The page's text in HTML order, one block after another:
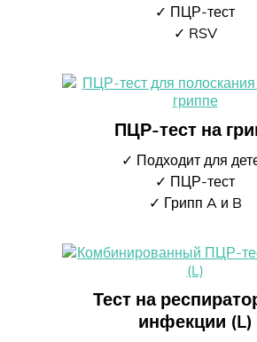
✓ ПЦР-тест
✓ RSV
ПЦР-тест на
✓ Подходит для
✓ ПЦР-тест
✓ Грипп A и B
Тест на
инфекции (L)